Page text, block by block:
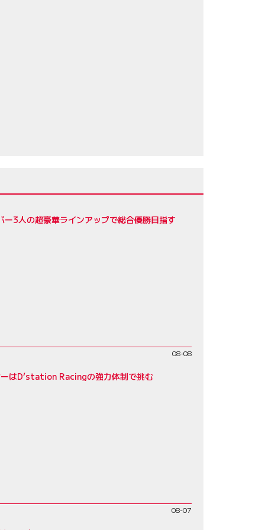
ェームス・カラド
3人の超豪華ラインアップで総合優勝目指す
08-08
はD’station Racingの強力体制で挑む
08-07